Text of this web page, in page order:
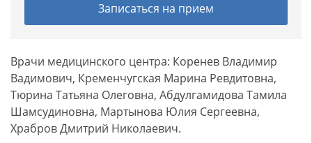
Записаться на прием
Врачи медицинского центра: Коренев Владимир
Вадимович, Кременчугская Марина Ревдитовна,
Тюрина Татьяна Олеговна, Абдулгамидова Тамила
Шамсудиновна, Мартынова Юлия Сергеевна,
Храбров Дмитрий Николаевич.